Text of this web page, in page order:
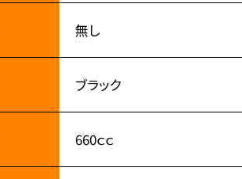
無し
ブラック
660ｃｃ